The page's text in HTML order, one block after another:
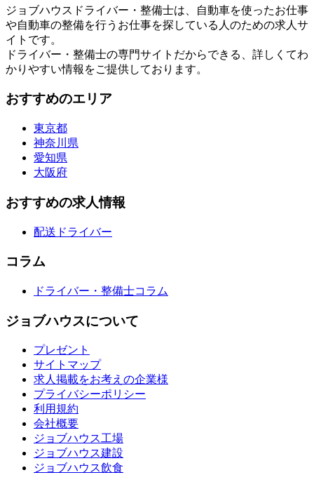
ジョブハウスドライバー・整備士は、自動車を使ったお仕事
や自動車の整備を行うお仕事を探している人のための求人サ
イトです。
ドライバー・整備士の専門サイトだからできる、詳しくてわ
かりやすい情報をご提供しております。
おすすめのエリア
東京都
神奈川県
愛知県
大阪府
おすすめの求人情報
配送ドライバー
コラム
ドライバー・整備士コラム
ジョブハウスについて
プレゼント
サイトマップ
求人掲載をお考えの企業様
プライバシーポリシー
利用規約
会社概要
ジョブハウス工場
ジョブハウス建設
ジョブハウス飲食